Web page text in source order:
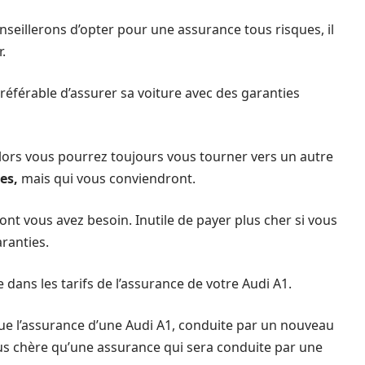
d’opter pour une assurance tous risques, il
d’assurer sa voiture avec des garanties
vous pourrez toujours vous tourner vers un autre
mais qui vous conviendront.
vous avez besoin. Inutile de payer plus cher si vous
les tarifs de l’assurance de votre Audi A1.
l’assurance d’une Audi A1, conduite par un nouveau
chère qu’une assurance qui sera conduite par une